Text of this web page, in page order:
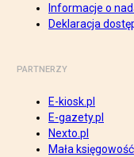
Informacje o
Deklaracja
PARTNERZY
E-kiosk.pl
E-gazety.pl
Nexto.pl
Mała księgowość